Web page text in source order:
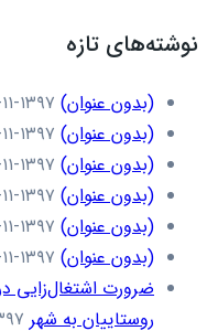
نوشته‌های تازه
(بدون عنوان) ۱۳۹۷-۱۱-۱۲
(بدون عنوان) ۱۳۹۷-۱۱-۱۲
(بدون عنوان) ۱۳۹۷-۱۱-۱۲
(بدون عنوان) ۱۳۹۷-۱۱-۱۲
(بدون عنوان) ۱۳۹۷-۱۱-۱۲
(بدون عنوان) ۱۳۹۷-۱۱-۱۲
ضرورت اشتغال‌زایی
روستاییان به شهر ۱۳۹۷-